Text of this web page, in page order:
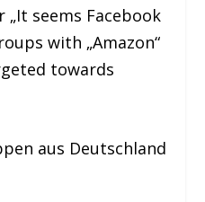
„It seems Facebook
with „Amazon“
towards
aus Deutschland